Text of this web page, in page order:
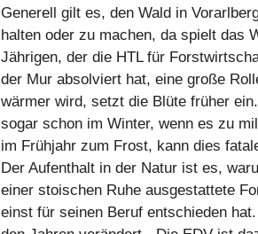
Generell gilt es, den Wald in
halten oder zu machen, da spielt das
Jährigen, der die HTL für
der Mur absolviert hat, eine große
wärmer wird, setzt die Blüte früher
sogar schon im Winter, wenn es zu
im Frühjahr zum Frost, kann dies
Der Aufenthalt in der Natur ist es,
einer stoischen Ruhe ausgestattete
einst für seinen Beruf entschieden